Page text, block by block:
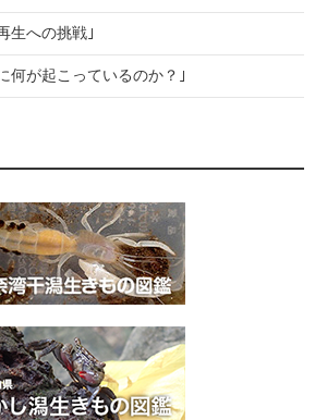
生への挑戦｣
何が起こっているのか？｣